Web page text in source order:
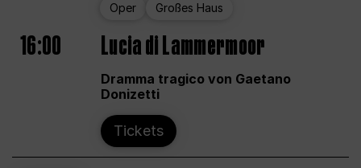
Oper Großes Haus
16:00 Lucia di Lammermoor
Dramma tragico von Gaetano
Donizetti
Tickets